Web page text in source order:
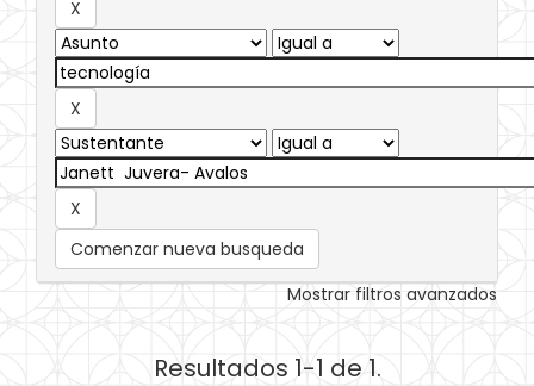
Comenzar nueva busqueda
Mostrar filtros avanzados
Resultados 1-1 de 1.